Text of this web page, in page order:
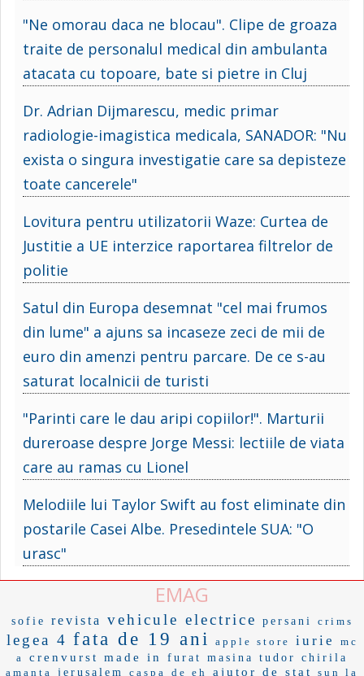
"Ne omorau daca ne blocau". Clipe de groaza
traite de personalul medical din ambulanta
atacata cu topoare, bate si pietre in Cluj
Dr. Adrian Dijmarescu, medic primar
radiologie-imagistica medicala, SANADOR: "Nu
exista o singura investigatie care sa depisteze
toate cancerele"
Lovitura pentru utilizatorii Waze: Curtea de
Justitie a UE interzice raportarea filtrelor de
politie
Satul din Europa desemnat "cel mai frumos
din lume" a ajuns sa incaseze zeci de mii de
euro din amenzi pentru parcare. De ce s-au
saturat localnicii de turisti
"Parinti care le dau aripi copiilor!". Marturii
dureroase despre Jorge Messi: lectiile de viata
care au ramas cu Lionel
Melodiile lui Taylor Swift au fost eliminate din
postarile Casei Albe. Presedintele SUA: "O
urasc"
EMAG
sofie revista vehicule electrice persani crims
legea 4 fata de 19 ani apple store iurie
mc
a
crenvurst made in furat masina
tudor chirila
amanta
jerusalem caspa de eh ajutor de stat sun la